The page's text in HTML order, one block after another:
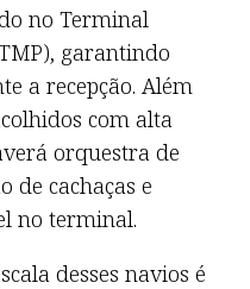
no Terminal
garantindo
a recepção. Além
com alta
orquestra de
de cachaças e
no terminal.
desses navios é